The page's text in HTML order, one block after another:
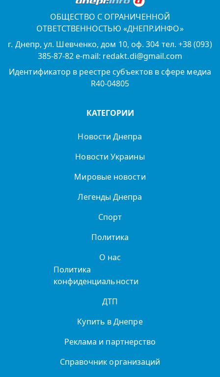
ОБЩЕСТВО С ОГРАНИЧЕННОЙ
ОТВЕТСТВЕННОСТЬЮ «ДНЕПР.ИНФО»
г. Днепр, ул. Шевченко, дом 10, оф. 304 тел. +38 (093)
385-87-82 e-mail: redakt.di@gmail.com
Идентификатор в реестре субъектов в сфере медиа
R40-04805
КАТЕГОРИИ
Новости Днепра
Новости Украины
Мировые новости
Легенды Днепра
Спорт
Политика
О нас
Политика
конфиденциальности
ДТП
Купить в Днепре
Реклама и партнерство
Справочник организаций